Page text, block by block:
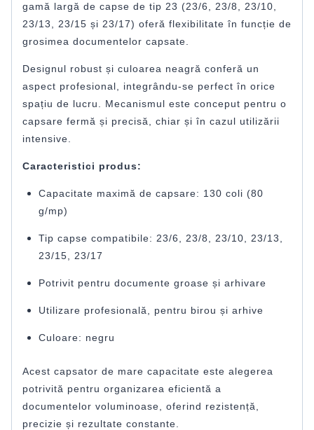
gamă largă de capse de tip 23 (23/6, 23/8, 23/10,
23/13, 23/15 și 23/17) oferă flexibilitate în funcție de
grosimea documentelor capsate.
Designul robust și culoarea neagră conferă un
aspect profesional, integrându-se perfect în orice
spațiu de lucru. Mecanismul este conceput pentru o
capsare fermă și precisă, chiar și în cazul utilizării
intensive.
Caracteristici produs:
Capacitate maximă de capsare: 130 coli (80
g/mp)
Tip capse compatibile: 23/6, 23/8, 23/10, 23/13,
23/15, 23/17
Potrivit pentru documente groase și arhivare
Utilizare profesională, pentru birou și arhive
Culoare: negru
Acest capsator de mare capacitate este alegerea
potrivită pentru organizarea eficientă a
documentelor voluminoase, oferind rezistență,
precizie și rezultate constante.